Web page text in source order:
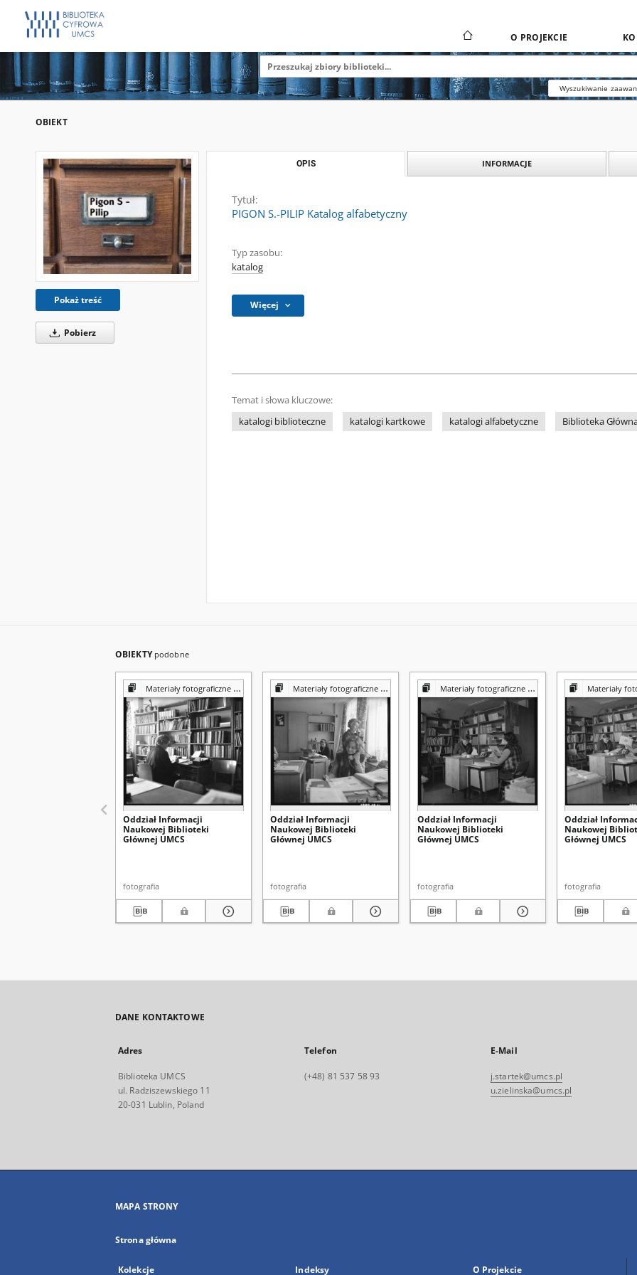
O PROJEKCIE
Wyszukiwanie
OBIEKT
Pokaż treść
Pobierz
OPIS INFORMACJE
Tytuł:
PIGON S.-PILIP Katalog alfabetyczny
Typ zasobu:
katalog
Więcej
Temat i słowa kluczowe:
katalogi biblioteczne
katalogi kartkowe katalogi alfabetyczne Biblioteka
OBIEKTY podobne
Materiały fotograficzne z Pracowni Reprografii Biblioteki UMCS
Oddział Informacji
Naukowej Biblioteki
Głównej UMCS
fotografia
Materiały fotograficzne z Pracowni Reprografii Biblioteki UMCS
Oddział Informacji
Naukowej Biblioteki
Głównej UMCS
fotografia
Materiały fotograficzne z Pracowni Reprografii Biblioteki UMCS
Oddział Informacji
Naukowej Biblioteki
Głównej UMCS
fotografia
Materiały fotograficzne z Pracowni
Oddział
Naukowej
Głównej UMCS
fotografia
DANE KONTAKTOWE
Adres
Biblioteka UMCS
ul. Radziszewskiego 11
20-031 Lublin, Poland
Telefon
(+48) 81 537 58 93
E-Mail
j.startek@umcs.pl
u.zielinska@umcs.pl
MAPA STRONY
Strona główna
Kolekcje Indeksy O Projekcie